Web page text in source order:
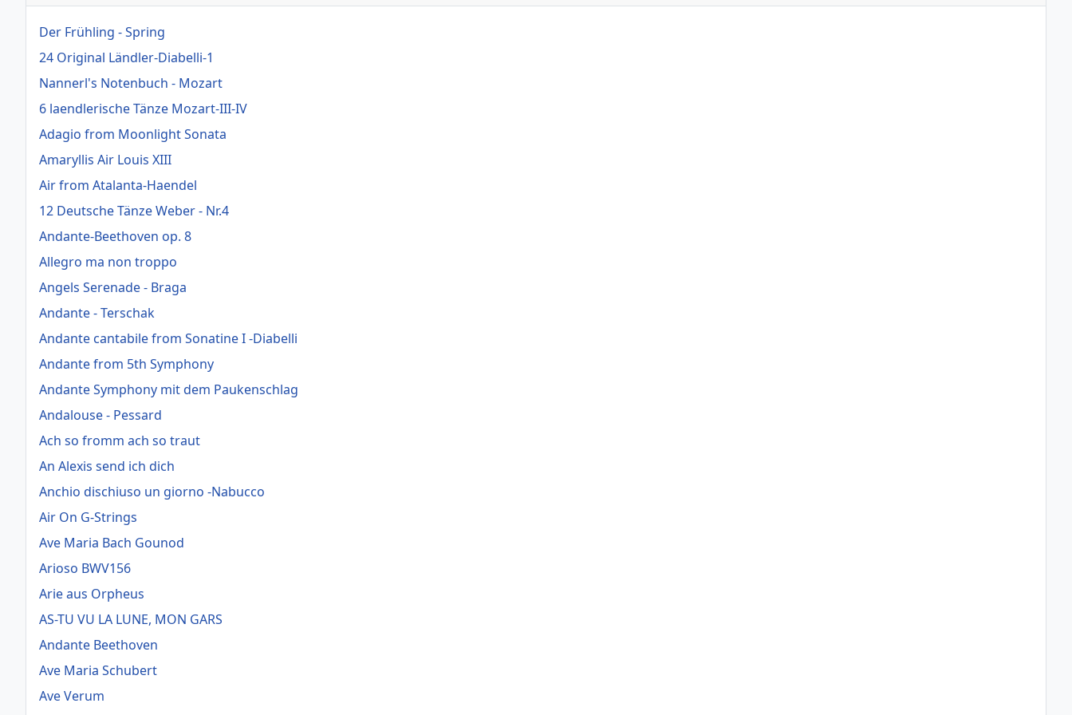
Der Frühling - Spring
24 Original Ländler-Diabelli-1
Nannerl's Notenbuch - Mozart
6 laendlerische Tänze Mozart-III-IV
Adagio from Moonlight Sonata
Amaryllis Air Louis XIII
Air from Atalanta-Haendel
12 Deutsche Tänze Weber - Nr.4
Andante-Beethoven op. 8
Allegro ma non troppo
Angels Serenade - Braga
Andante - Terschak
Andante cantabile from Sonatine I -Diabelli
Andante from 5th Symphony
Andante Symphony mit dem Paukenschlag
Andalouse - Pessard
Ach so fromm ach so traut
An Alexis send ich dich
Anchio dischiuso un giorno -Nabucco
Air On G-Strings
Ave Maria Bach Gounod
Arioso BWV156
Arie aus Orpheus
AS-TU VU LA LUNE, MON GARS
Andante Beethoven
Ave Maria Schubert
Ave Verum